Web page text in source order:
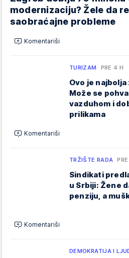
modernizaciju? Žele da
saobraćajne probleme
Komentariši
TURIZAM PRE 4 H
Ovo je
Može se
vazduhom i
prilikama
Komentariši
TRŽIŠTE RADA
Sindikati
u Srbiji: Žene
penziju, a
Komentariši
DEMOKRATIJA I